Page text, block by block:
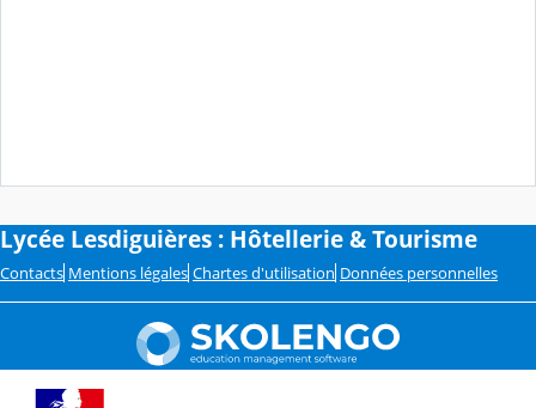
Lycée Lesdiguières : Hôtellerie & Tourisme
Contacts Mentions légales Chartes d'utilisation Données personnelles